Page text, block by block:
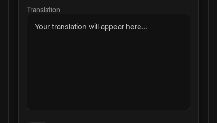
Translation
Your translation will appear here...